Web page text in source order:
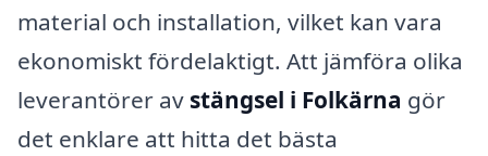
material och installation, vilket kan vara
ekonomiskt fördelaktigt. Att jämföra olika
leverantörer av stängsel i Folkärna gör
det enklare att hitta det bästa